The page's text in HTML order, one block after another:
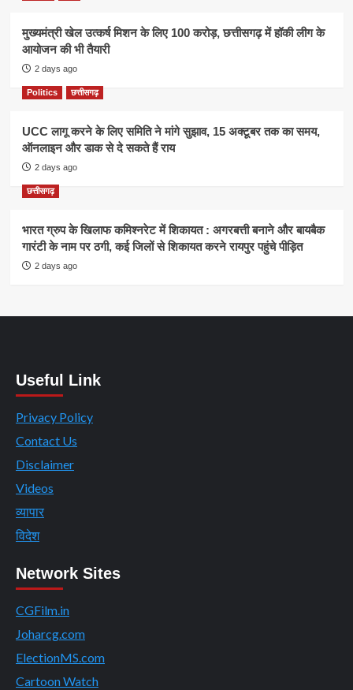
मुख्यमंत्री खेल उत्कर्ष मिशन के लिए 100 करोड़, छत्तीसगढ़ में हॉकी लीग के
आयोजन की भी तैयारी
2 days ago
Politics छत्तीसगढ़
UCC लागू करने के लिए समिति ने मांगे सुझाव, 15 अक्टूबर तक का समय,
ऑनलाइन और डाक से दे सकते हैं राय
2 days ago
छत्तीसगढ़
भारत ग्रुप के खिलाफ कमिश्नरेट में शिकायत : अगरबत्ती बनाने और बायबैक
गारंटी के नाम पर ठगी, कई जिलों से शिकायत करने रायपुर पहुंचे पीड़ित
2 days ago
Useful Link
Privacy Policy
Contact Us
Disclaimer
Videos
व्यापार
विदेश
Network Sites
CGFilm.in
Joharcg.com
ElectionMS.com
Cartoon Watch